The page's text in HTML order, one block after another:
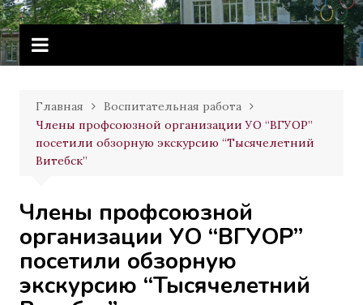
Перейти
к
содержимому
Витебское государственное
училище олимпийского резерва
Главная
Воспитательная работа
Члены профсоюзной организации УО “ВГУОР”
посетили обзорную экскурсию “Тысячелетний
Витебск”
Члены профсоюзной
организации УО “ВГУОР”
посетили обзорную
экскурсию “Тысячелетний